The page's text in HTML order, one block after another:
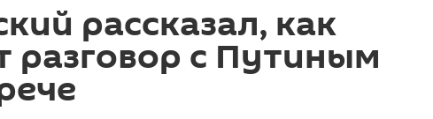
рассказал, как
разговор с Путиным